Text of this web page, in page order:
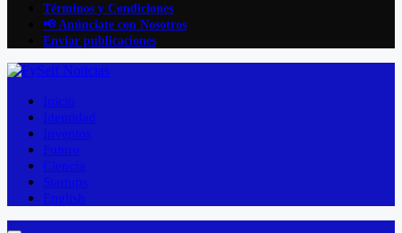
Términos y Condiciones
📢 Anúnciate con Nosotros
Enviar publicaciones
Inicio
Identidad
Inventos
Futuro
Ciencia
Startups
English